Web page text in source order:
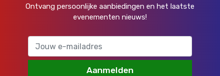
Ontvang persoonlijke aanbiedingen en het laatste
evenementen nieuws!
Aanmelden